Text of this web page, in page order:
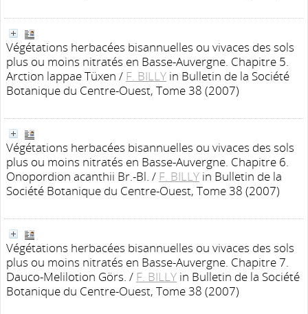
Végétations herbacées bisannuelles ou vivaces des sols
plus ou moins nitratés en Basse-Auvergne. Chapitre 5.
Arction lappae Tüxen / F. BILLY in Bulletin de la Société
Botanique du Centre-Ouest, Tome 38 (2007)
Végétations herbacées bisannuelles ou vivaces des sols
plus ou moins nitratés en Basse-Auvergne. Chapitre 6.
Onopordion acanthii Br.-Bl. / F. BILLY in Bulletin de la
Société Botanique du Centre-Ouest, Tome 38 (2007)
Végétations herbacées bisannuelles ou vivaces des sols
plus ou moins nitratés en Basse-Auvergne. Chapitre 7.
Dauco-Melilotion Görs. / F. BILLY in Bulletin de la Société
Botanique du Centre-Ouest, Tome 38 (2007)